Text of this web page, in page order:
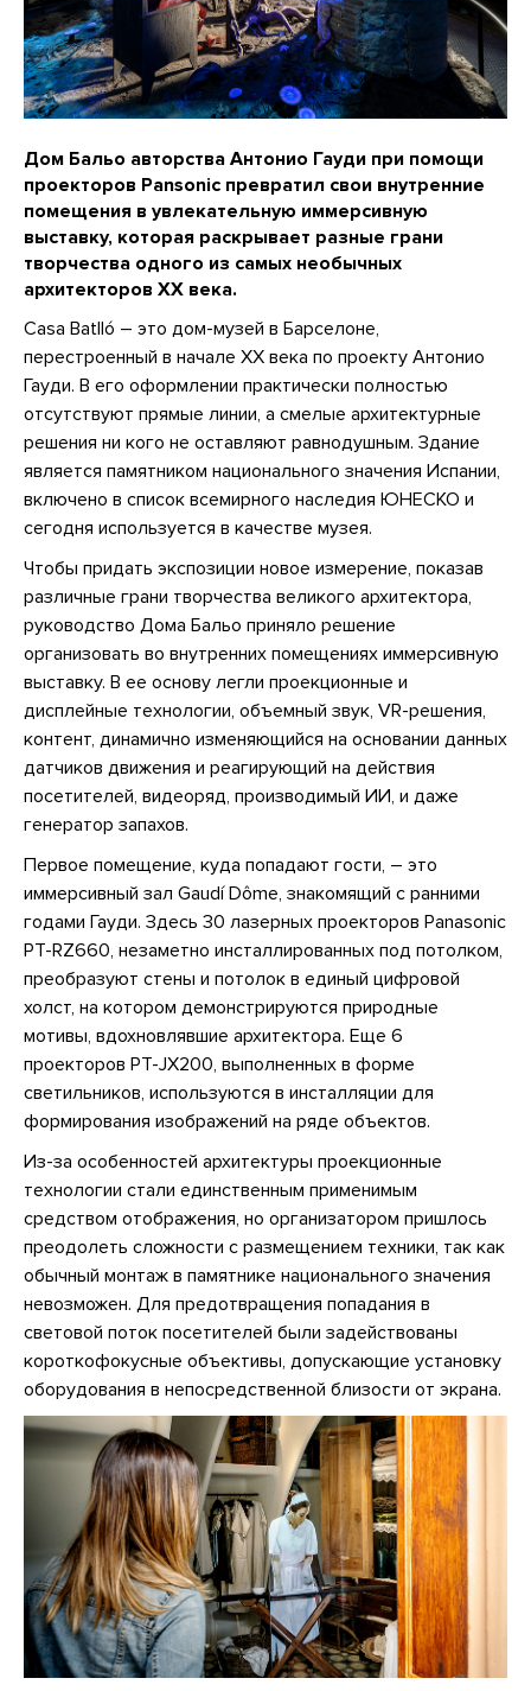
Дом Бальо авторства Антонио Гауди при помощи
проекторов Pansonic превратил свои внутренние
помещения в увлекательную иммерсивную
выставку, которая раскрывает разные грани
творчества одного из самых необычных
архитекторов XX века.
Casa Batlló – это дом-музей в Барселоне,
перестроенный в начале XX века по проекту Антонио
Гауди. В его оформлении практически полностью
отсутствуют прямые линии, а смелые архитектурные
решения ни кого не оставляют равнодушным. Здание
является памятником национального значения Испании,
включено в список всемирного наследия ЮНЕСКО и
сегодня используется в качестве музея.
Чтобы придать экспозиции новое измерение, показав
различные грани творчества великого архитектора,
руководство Дома Бальо приняло решение
организовать во внутренних помещениях иммерсивную
выставку. В ее основу легли проекционные и
дисплейные технологии, объемный звук, VR-решения,
контент, динамично изменяющийся на основании данных
датчиков движения и реагирующий на действия
посетителей, видеоряд, производимый ИИ, и даже
генератор запахов.
Первое помещение, куда попадают гости, – это
иммерсивный зал Gaudí Dôme, знакомящий с ранними
годами Гауди. Здесь 30 лазерных проекторов Panasonic
PT-RZ660, незаметно инсталлированных под потолком,
преобразуют стены и потолок в единый цифровой
холст, на котором демонстрируются природные
мотивы, вдохновлявшие архитектора. Еще 6
проекторов PT-JX200, выполненных в форме
светильников, используются в инсталляции для
формирования изображений на ряде объектов.
Из-за особенностей архитектуры проекционные
технологии стали единственным применимым
средством отображения, но организатором пришлось
преодолеть сложности с размещением техники, так как
обычный монтаж в памятнике национального значения
невозможен. Для предотвращения попадания в
световой поток посетителей были задействованы
короткофокусные объективы, допускающие установку
оборудования в непосредственной близости от экрана.